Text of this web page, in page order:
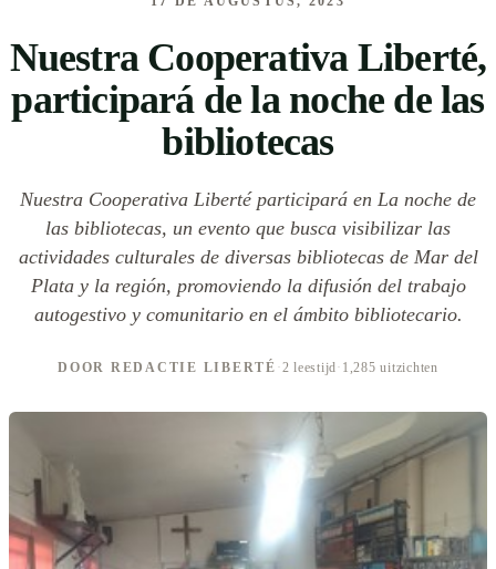
Nuestra Cooperativa Liberté,
participará de la noche de las
bibliotecas
Nuestra Cooperativa Liberté participará en La noche de
las bibliotecas, un evento que busca visibilizar las
actividades culturales de diversas bibliotecas de Mar del
Plata y la región, promoviendo la difusión del trabajo
autogestivo y comunitario en el ámbito bibliotecario.
DOOR REDACTIE LIBERTÉ ·2 leestijd· 1,285 uitzichten